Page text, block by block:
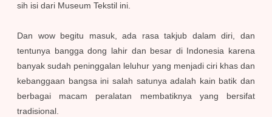
sih isi dari Museum Tekstil ini.
Dan wow begitu masuk, ada rasa takjub dalam diri, dan
tentunya bangga dong lahir dan besar di Indonesia karena
banyak sudah peninggalan leluhur yang menjadi ciri khas dan
kebanggaan bangsa ini salah satunya adalah kain batik dan
berbagai macam peralatan membatiknya yang bersifat
tradisional.